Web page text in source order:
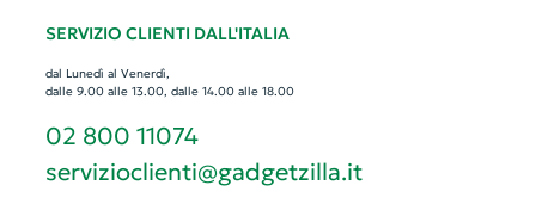
SERVIZIO CLIENTI DALL'ITALIA
dal Lunedì al Venerdì,
dalle 9.00 alle 13.00, dalle 14.00 alle 18.00
02 800 11074
servizioclienti@gadgetzilla.it